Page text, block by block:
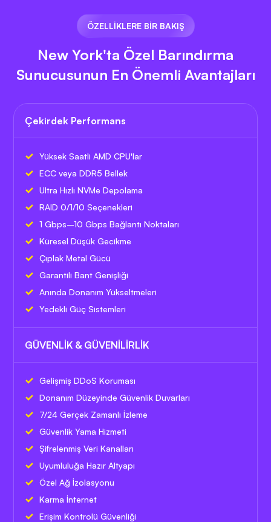
ÖZELLİKLERE BİR BAKIŞ
New York'ta Özel Barındırma
Sunucusunun En Önemli Avantajları
Çekirdek Performans
Yüksek Saatli AMD CPU'lar
ECC veya DDR5 Bellek
Ultra Hızlı NVMe Depolama
RAID 0/1/10 Seçenekleri
1 Gbps–10 Gbps Bağlantı Noktaları
Küresel Düşük Gecikme
Çıplak Metal Gücü
Garantili Bant Genişliği
Anında Donanım Yükseltmeleri
Yedekli Güç Sistemleri
GÜVENLİK & GÜVENİLİRLİK
Gelişmiş DDoS Koruması
Donanım Düzeyinde Güvenlik Duvarları
7/24 Gerçek Zamanlı İzleme
Güvenlik Yama Hizmeti
Şifrelenmiş Veri Kanalları
Uyumluluğa Hazır Altyapı
Özel Ağ İzolasyonu
Karma İnternet
Erişim Kontrolü Güvenliği